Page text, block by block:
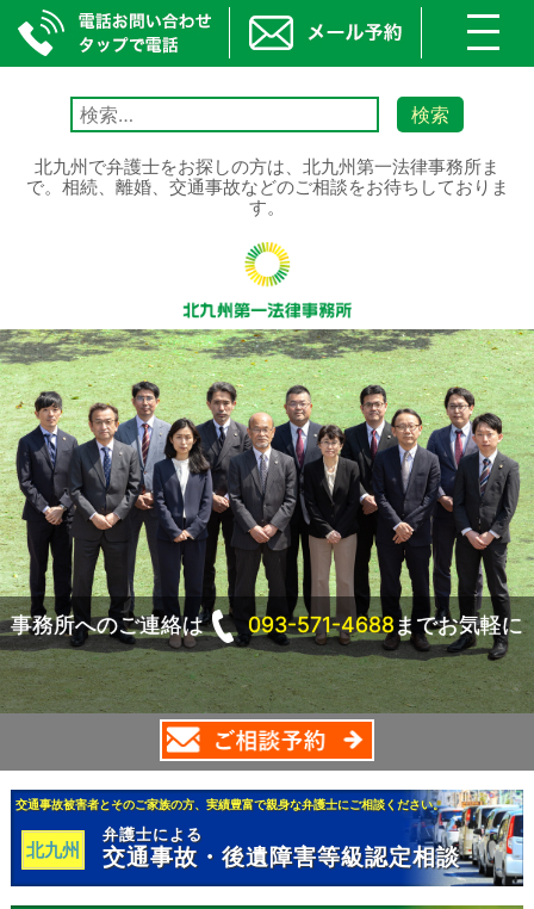
検
索:
北九州で弁護士をお探しの方は、北九州第一法律事務所ま
で。相続、離婚、交通事故などのご相談をお待ちしておりま
す。
事務所へのご連絡は 093-571-4688までお気軽に
交通事故被害者とそのご家族の方、実績豊富で親身な弁護士にご相談ください。
北九州
弁護士による
交通事故・後遺障害等級認定相談